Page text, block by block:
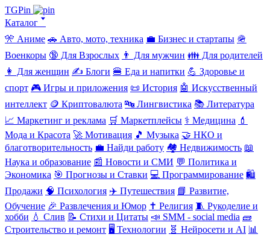
TGPin
Каталог 🢓
🎌 Аниме 🚗 Авто, мото, техника 💼 Бизнес и стартапы 🪖
Военкоры 🔞 Для Взрослых 👨 Для мужчин 👪 Для родителей
👩 Для женщин ✍️ Блоги 🍔 Еда и напитки 💪 Здоровье и
спорт 🎮 Игры и приложения 📜 История 🤖 Искусственный
интеллект 🪙 Криптовалюта 🔤 Лингвистика 📚 Литература
📈 Маркетинг и реклама 🛒 Маркетплейсы ⚕️ Медицина 💄
Мода и Красота 🚀 Мотивация 🎵 Музыка 🤝 НКО и
благотворительность 💼 Найди работу 🏘️ Недвижимость 📖
Наука и образование 📰 Новости и СМИ 💬 Политика и
Экономика 🎯 Прогнозы и Ставки 💻 Программирование 🛍️
Продажи 🧠 Психология ✈️ Путешествия 📘 Развитие,
Обучение 🎉 Развлечения и Юмор ✝️ Религия 🧵 Рукоделие и
хобби 💧 Слив 📝 Стихи и Цитаты 📣 SMM - social media 🧱
Строительство и ремонт 🖥️ Технологии 🧬 Нейросети и AI 📊